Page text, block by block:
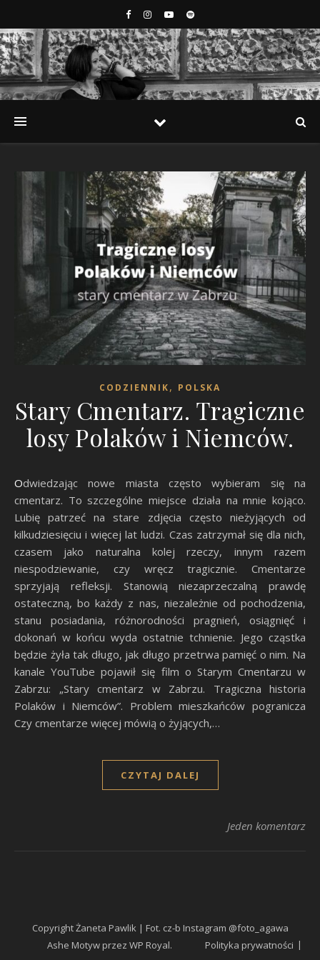
CODZIENNIK, POLSKA
Stary Cmentarz. Tragiczne
losy Polaków i Niemców.
Odwiedzając nowe miasta często wybieram się na
cmentarz. To szczególne miejsce działa na mnie kojąco.
Lubię patrzeć na stare zdjęcia często nieżyjących od
kilkudziesięciu i więcej lat ludzi. Czas zatrzymał się dla nich,
czasem jako naturalna kolej rzeczy, innym razem
niespodziewanie, czy wręcz tragicznie. Cmentarze
sprzyjają refleksji. Stanowią niezaprzeczalną prawdę
ostateczną, bo każdy z nas, niezależnie od pochodzenia,
stanu posiadania, różnorodności pragnień, osiągnięć i
dokonań w końcu wyda ostatnie tchnienie. Jego cząstka
będzie żyła tak długo, jak długo przetrwa pamięć o nim. Na
kanale YouTube pojawił się film o Starym Cmentarzu w
Zabrzu: „Stary cmentarz w Zabrzu. Tragiczna historia
Polaków i Niemców”. Problem mieszkańców pogranicza
Czy cmentarze więcej mówią o żyjących,…
CZYTAJ DALEJ
Jeden komentarz
Copyright Żaneta Pawlik | Fot. cz-b Instagram @foto_agawa
Polityka prywatności
Ashe Motyw przez WP Royal.